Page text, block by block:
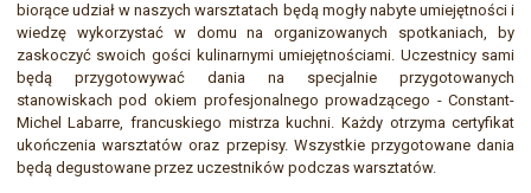
biorące udział w naszych warsztatach będą mogły nabyte umiejętności i
wiedzę wykorzystać w domu na organizowanych spotkaniach, by
zaskoczyć swoich gości kulinarnymi umiejętnościami. Uczestnicy sami
będą przygotowywać dania na specjalnie przygotowanych
stanowiskach pod okiem profesjonalnego prowadzącego - Constant-
Michel Labarre, francuskiego mistrza kuchni. Każdy otrzyma certyfikat
ukończenia warsztatów oraz przepisy. Wszystkie przygotowane dania
będą degustowane przez uczestników podczas warsztatów.